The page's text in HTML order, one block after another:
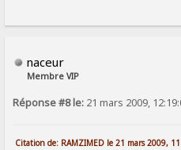
naceur
Membre VIP
Réponse #8 le: 21 mars 2009,
Citation de: RAMZIMED le 21 mars 2009,